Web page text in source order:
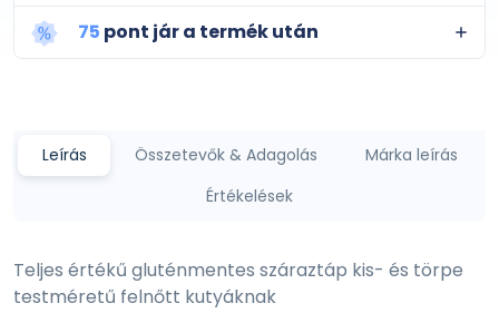
75 pont jár a termék után
Leírás Összetevők & Adagolás
Márka leírás
Értékelések
Teljes értékű gluténmentes száraztáp kis- és törpe
testméretű felnőtt kutyáknak